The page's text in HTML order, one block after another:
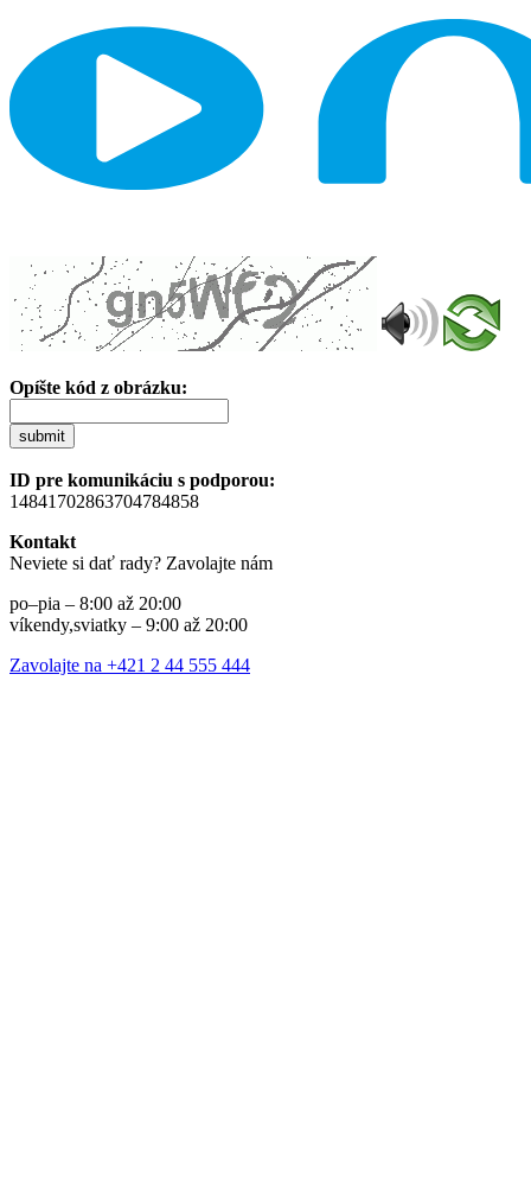
Opíšte kód z obrázku:
submit
ID pre komunikáciu s podporou:
14841702863704784858
Kontakt
Neviete si dať rady? Zavolajte nám
po–pia – 8:00 až 20:00
víkendy,sviatky – 9:00 až 20:00
Zavolajte na +421 2 44 555 444